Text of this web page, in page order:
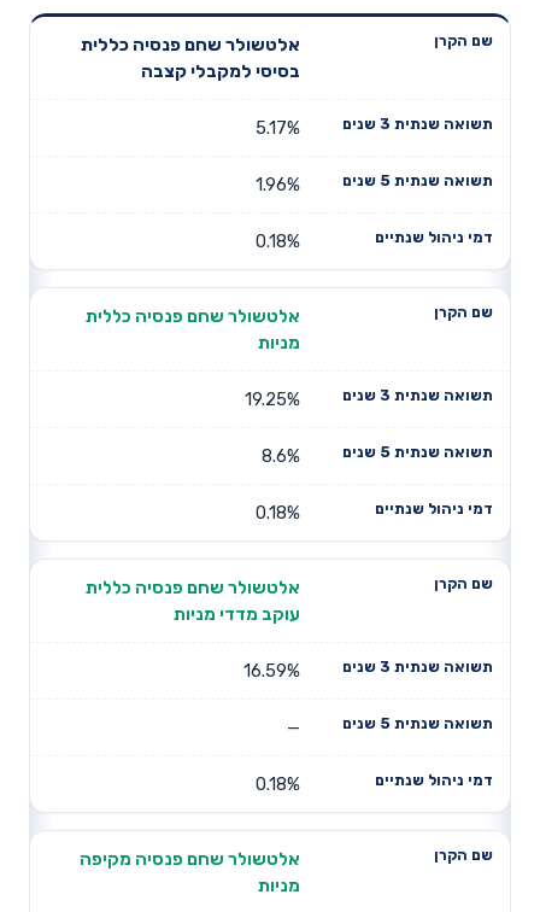
שנתית 3
תשואה
שנתית 5
דמי ניהול
אלטשולר שחם פנסיה כללית
בסיסי למקבלי קצבה
5.17%
1.96%
0.18%
אלטשולר שחם פנסיה כללית
מניות
19.25%
8.6%
0.18%
אלטשולר שחם פנסיה כללית
עוקב מדדי מניות
16.59%
—
0.18%
אלטשולר שחם פנסיה מקיפה
מניות